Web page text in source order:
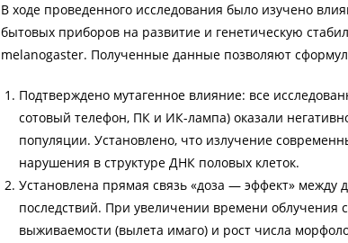
В ходе проведенного исследования было изучено
бытовых приборов на развитие и генетическую
melanogaster. Полученные данные позволяют
Подтверждено мутагенное влияние: все
сотовый телефон, ПК и ИК-лампа) оказали
популяции. Установлено, что излучение
нарушения в структуре ДНК половых клеток.
Установлена прямая связь «доза — эффект» между
последствий. При увеличении времени облучения
выживаемости (вылета имаго) и рост числа